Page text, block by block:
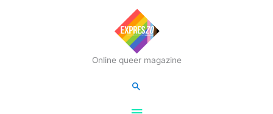
Online queer magazine
Hoofdmenu
Zoeken